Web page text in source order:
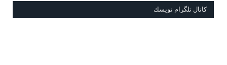
كانال تلگرام نويسك